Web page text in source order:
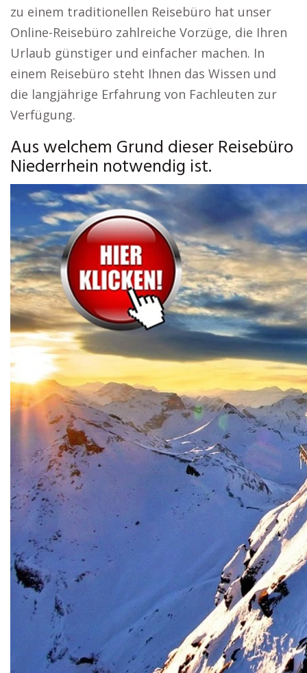
zu einem traditionellen Reisebüro hat unser
Online-Reisebüro zahlreiche Vorzüge, die Ihren
Urlaub günstiger und einfacher machen. In
einem Reisebüro steht Ihnen das Wissen und
die langjährige Erfahrung von Fachleuten zur
Verfügung.
Aus welchem Grund dieser Reisebüro
Niederrhein notwendig ist.